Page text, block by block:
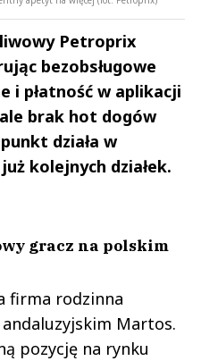
Petroprix
bezobsługowe
i płatność w aplikacji
brak hot dogów
działa w
kolejnych działek.
gracz na polskim
firma rodzinna
andaluzyjskim Martos.
pozycję na rynku